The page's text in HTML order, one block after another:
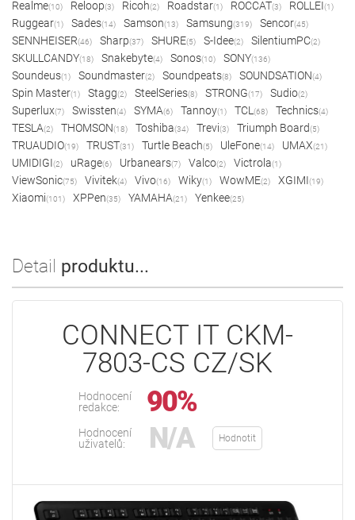
Realme(10) Reloop(3) Ricoh(2) Roadstar(1) ROCCAT(3) ROLLEI(1)
Ruggear(1) Sades(14) Samson(13) Samsung(319) Sencor(45)
SENNHEISER(46) Sharp(37) SHURE(5) S-Idee(2) SilentiumPC(2)
SKULLCANDY(18) Snakebyte(4) Sonos(10) SONY(136)
Soundeus(1) Soundmaster(2) Soundpeats(8) SOUNDSATION(4)
Spin Master(1) Stagg(2) SteelSeries(8) STRONG(17) Sudio(2)
Superlux(7) Swissten(4) SYMA(6) Tannoy(1) TCL (68) Technics(4)
TESLA(2) THOMSON(18) Toshiba(34) Trevi(3) Triumph Board(5)
TRUAUDIO(19) TRUST(31) Turtle Beach(5) UleFone(14) UMAX(21)
UMIDIGI(2) uRage(6) Urbanears(7) Valco(2) Victrola(1)
ViewSonic(75) Vivitek(4) Vivo(16) Wiky(1) WowME(2) XGIMI(19)
Xiaomi(101) XPPen(35) YAMAHA(21) Yenkee(25)
Detail produktu...
CONNECT IT CKM-
7803-CS CZ/SK
Hodnocení
redakce:
90%
Hodnocení
uživatelů:
N/A Hodnotit